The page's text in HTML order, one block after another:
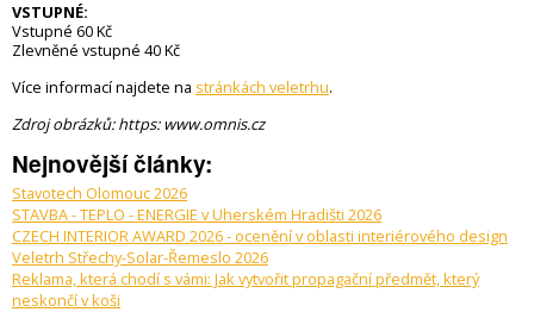
VSTUPNÉ:
Vstupné 60 Kč
Zlevněné vstupné 40 Kč
Více informací najdete na stránkách veletrhu.
Zdroj obrázků: https: www.omnis.cz
Nejnovější články:
Stavotech Olomouc 2026
STAVBA - TEPLO - ENERGIE v Uherském Hradišti 2026
CZECH INTERIOR AWARD 2026 - ocenění v oblasti interiérového design
Veletrh Střechy-Solar-Řemeslo 2026
Reklama, která chodí s vámi: Jak vytvořit propagační předmět, který
neskončí v koši